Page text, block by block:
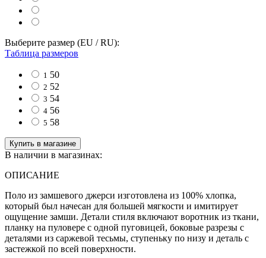
Выберите размер (EU / RU):
Таблица размеров
1 50
2 52
3 54
4 56
5 58
Купить в магазине
В наличии в магазинах:
ОПИСАНИЕ
Поло из замшевого джерси изготовлена ​​из 100% хлопка,
который был начесан для большей мягкости и имитирует
ощущение замши. Детали стиля включают воротник из ткани,
планку на пуловере с одной пуговицей, боковые разрезы с
деталями из саржевой тесьмы, ступеньку по низу и деталь с
застежкой по всей поверхности.